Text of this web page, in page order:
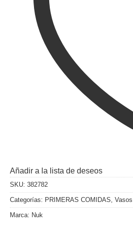
Añadir a la lista de deseos
SKU: 382782
Categorías: PRIMERAS COMIDAS, Vasos
Marca: Nuk